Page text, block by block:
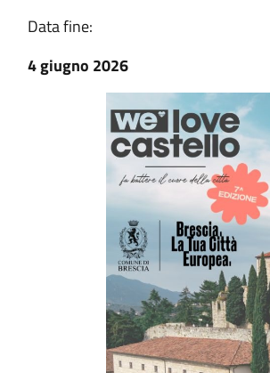
Data fine:
4 giugno 2026